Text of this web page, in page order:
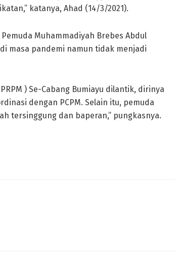
katanya, Ahad (14/3/2021).
Muhammadiyah Brebes Abdul
masa pandemi namun tidak menjadi
) Se-Cabang Bumiayu dilantik, dirinya
dengan PCPM. Selain itu, pemuda
tersinggung dan baperan,” pungkasnya.